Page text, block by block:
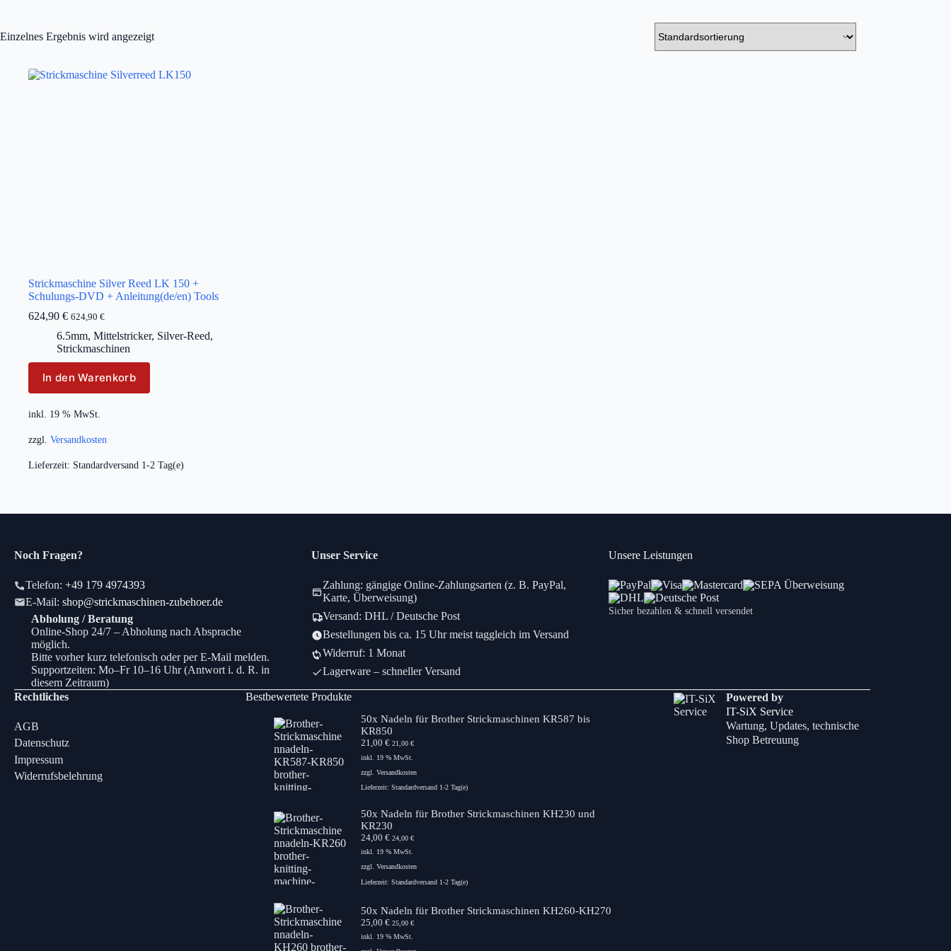
Einzelnes Ergebnis wird angezeigt
Strickmaschine Silver Reed LK 150 +
Schulungs-DVD + Anleitung(de/en) Tools
624,90 € 624,90 €
6.5mm, Mittelstricker, Silver-Reed,
Strickmaschinen
In den Warenkorb
inkl. 19 % MwSt.
zzgl. Versandkosten
Lieferzeit: Standardversand 1-2 Tag(e)
Noch Fragen?
Telefon: +49 179 4974393
E-Mail: shop@strickmaschinen-zubehoer.de
Abholung / Beratung
Online-Shop 24/7 – Abholung nach Absprache
möglich.
Bitte vorher kurz telefonisch oder per E-Mail melden.
Supportzeiten: Mo–Fr 10–16 Uhr (Antwort i. d. R. in
diesem Zeitraum)
Unser Service
Zahlung: gängige Online-Zahlungsarten (z. B. PayPal,
Karte, Überweisung)
Versand: DHL / Deutsche Post
Bestellungen bis ca. 15 Uhr meist taggleich im Versand
Widerruf: 1 Monat
Lagerware – schneller Versand
Unsere Leistungen
Sicher bezahlen & schnell versendet
Rechtliches
AGB
Datenschutz
Impressum
Widerrufsbelehrung
Bestbewertete Produkte
50x Nadeln für Brother Strickmaschinen KR587 bis
KR850
21,00€ 21,00€
inkl. 19 % MwSt.
zzgl.Versandkosten
Lieferzeit:Standardversand 1-2 Tag(e)
50x Nadeln für Brother Strickmaschinen KH230 und
KR230
24,00€ 24,00€
inkl. 19 % MwSt.
zzgl.Versandkosten
Lieferzeit:Standardversand 1-2 Tag(e)
50x Nadeln für Brother Strickmaschinen KH260-KH270
25,00€ 25,00€
inkl. 19 % MwSt.
Powered by
IT-SiX Service
Wartung, Updates, technische
Shop Betreuung